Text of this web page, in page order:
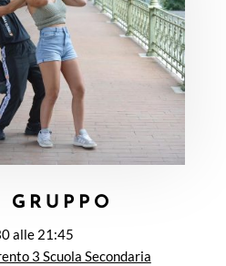
alle 21:45
3 Scuola Secondaria